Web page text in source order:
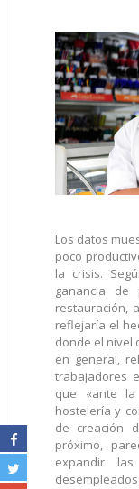
Los datos
poco
la crisis.
ganancia
restauración,
reflejaría el
donde el nivel
en general,
trabajadores
que «ante
hostelería y
de creación
próximo,
expandir